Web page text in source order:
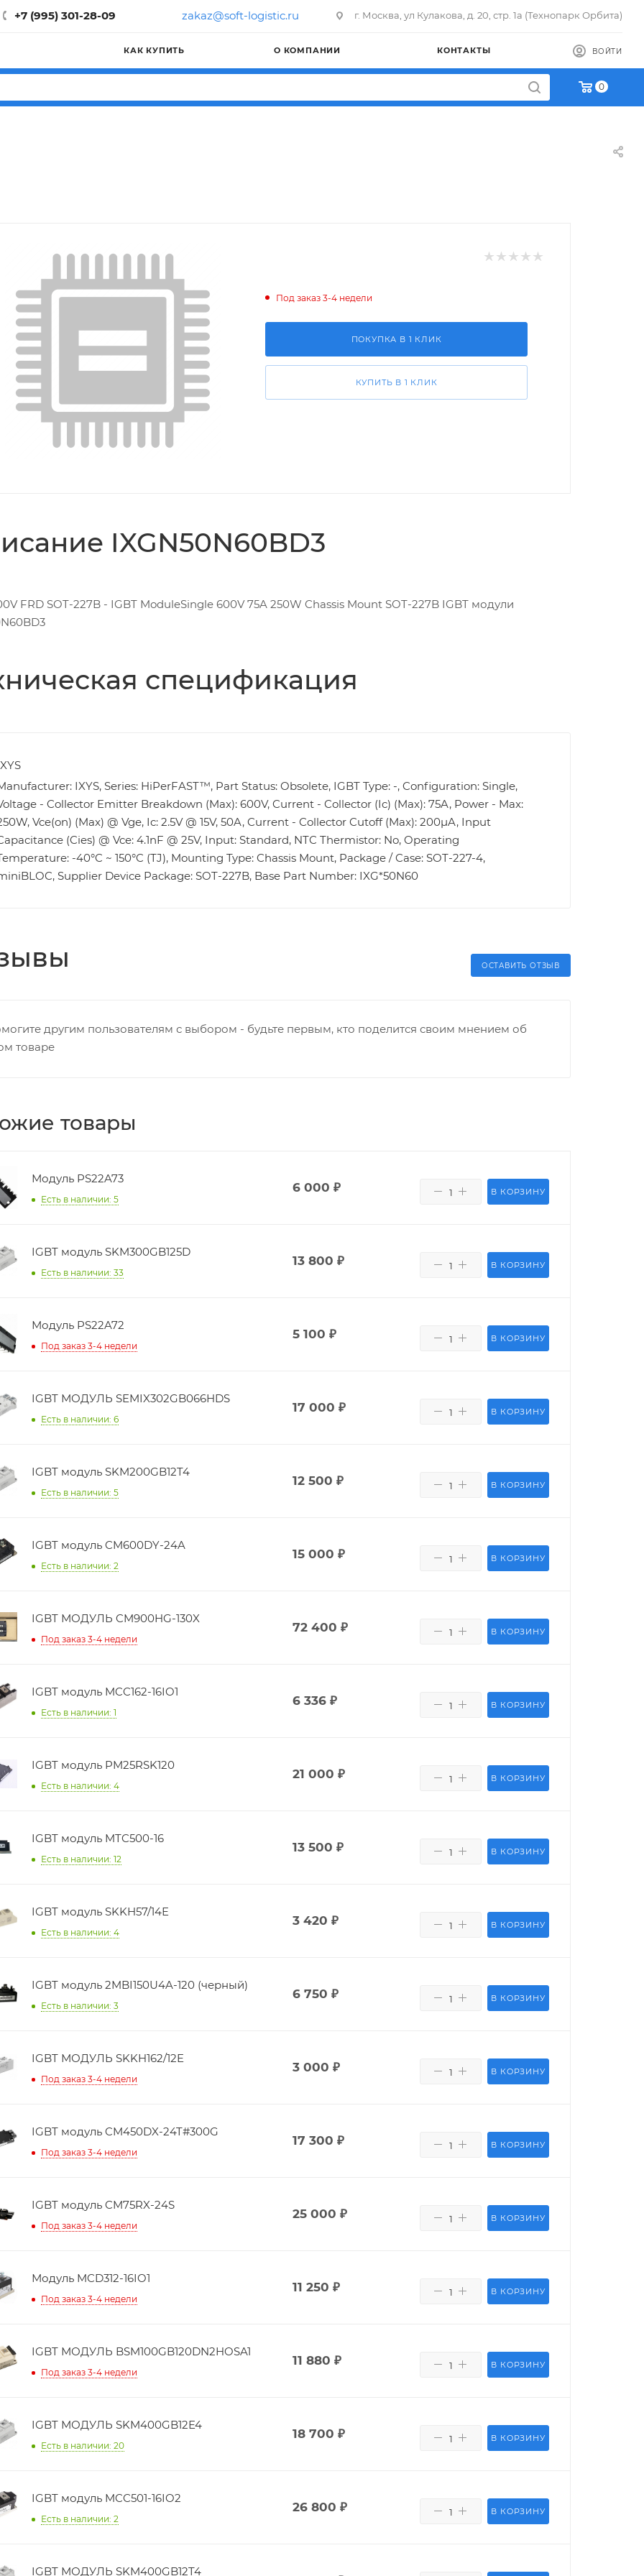
+7 (995) 301-28-09 zakaz@soft-logistic.ru г. Москва, ул Кулакова, д. 20, стр. 1а (Технопарк Орбита)
КАК КУПИТЬ О КОМПАНИИ КОНТАКТЫ ВОЙТИ
0
Под заказ 3-4 недели
ПОКУПКА В 1 КЛИК
КУПИТЬ В 1 КЛИК
IXGN50N60BD3
FRD SOT-227B - IGBT ModuleSingle 600V 75A 250W Chassis Mount SOT-227B IGBT модули
спецификация
IXYS, Series: HiPerFAST™, Part Status: Obsolete, IGBT Type: -, Configuration: Single,
- Collector Emitter Breakdown (Max): 600V, Current - Collector (Ic) (Max): 75A, Power - Max:
Vce(on) (Max) @ Vge, Ic: 2.5V @ 15V, 50A, Current - Collector Cutoff (Max): 200µA, Input
(Cies) @ Vce: 4.1nF @ 25V, Input: Standard, NTC Thermistor: No, Operating
-40°C ~ 150°C (TJ), Mounting Type: Chassis Mount, Package / Case: SOT-227-4,
Supplier Device Package: SOT-227B, Base Part Number: IXG*50N60
ОСТАВИТЬ ОТЗЫВ
другим пользователям с выбором - будьте первым, кто поделится своим мнением об
товаре
товары
Модуль PS22A73
Есть в наличии: 5
6 000 ₽ В КОРЗИНУ
IGBT модуль SKM300GB125D
Есть в наличии: 33
13 800 ₽ В КОРЗИНУ
Модуль PS22A72
Под заказ 3-4 недели
5 100 ₽ В КОРЗИНУ
IGBT МОДУЛЬ SEMIX302GB066HDS
Есть в наличии: 6
17 000 ₽ В КОРЗИНУ
IGBT модуль SKM200GB12T4
Есть в наличии: 5
12 500 ₽ В КОРЗИНУ
IGBT модуль CM600DY-24A
Есть в наличии: 2
15 000 ₽ В КОРЗИНУ
IGBT МОДУЛЬ CM900HG-130X
Под заказ 3-4 недели
72 400 ₽ В КОРЗИНУ
IGBT модуль MCC162-16IO1
Есть в наличии: 1
6 336 ₽ В КОРЗИНУ
IGBT модуль PM25RSK120
Есть в наличии: 4
21 000 ₽ В КОРЗИНУ
IGBT модуль MTC500-16
Есть в наличии: 12
13 500 ₽ В КОРЗИНУ
IGBT модуль SKKH57/14E
Есть в наличии: 4
3 420 ₽ В КОРЗИНУ
IGBT модуль 2MBI150U4A-120 (черный)
Есть в наличии: 3
6 750 ₽ В КОРЗИНУ
IGBT МОДУЛЬ SKKH162/12E
Под заказ 3-4 недели
3 000 ₽ В КОРЗИНУ
IGBT модуль CM450DX-24T#300G
Под заказ 3-4 недели
17 300 ₽ В КОРЗИНУ
IGBT модуль CM75RX-24S
Под заказ 3-4 недели
25 000 ₽ В КОРЗИНУ
Модуль MCD312-16IO1
Под заказ 3-4 недели
11 250 ₽ В КОРЗИНУ
IGBT МОДУЛЬ BSM100GB120DN2HOSA1
Под заказ 3-4 недели
11 880 ₽ В КОРЗИНУ
IGBT МОДУЛЬ SKM400GB12E4
Есть в наличии: 20
18 700 ₽ В КОРЗИНУ
IGBT модуль MCC501-16IO2
Есть в наличии: 2
26 800 ₽ В КОРЗИНУ
IGBT МОДУЛЬ SKM400GB12T4